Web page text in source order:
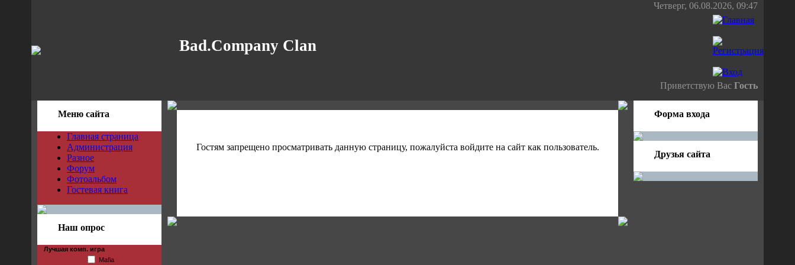
Четверг, 06.08.2026, 09:47
Bad.Company Clan
Приветствую Вас Гость
Меню сайта
Главная страница
Администрация
Разное
Форум
Фотоальбом
Гостевая книга
Наш опрос
Лучшая комп. игра
Mafia
Гостям запрещено просматривать данную страницу, пожалуйста войдите на сайт как пользователь.
Форма входа
Друзья сайта